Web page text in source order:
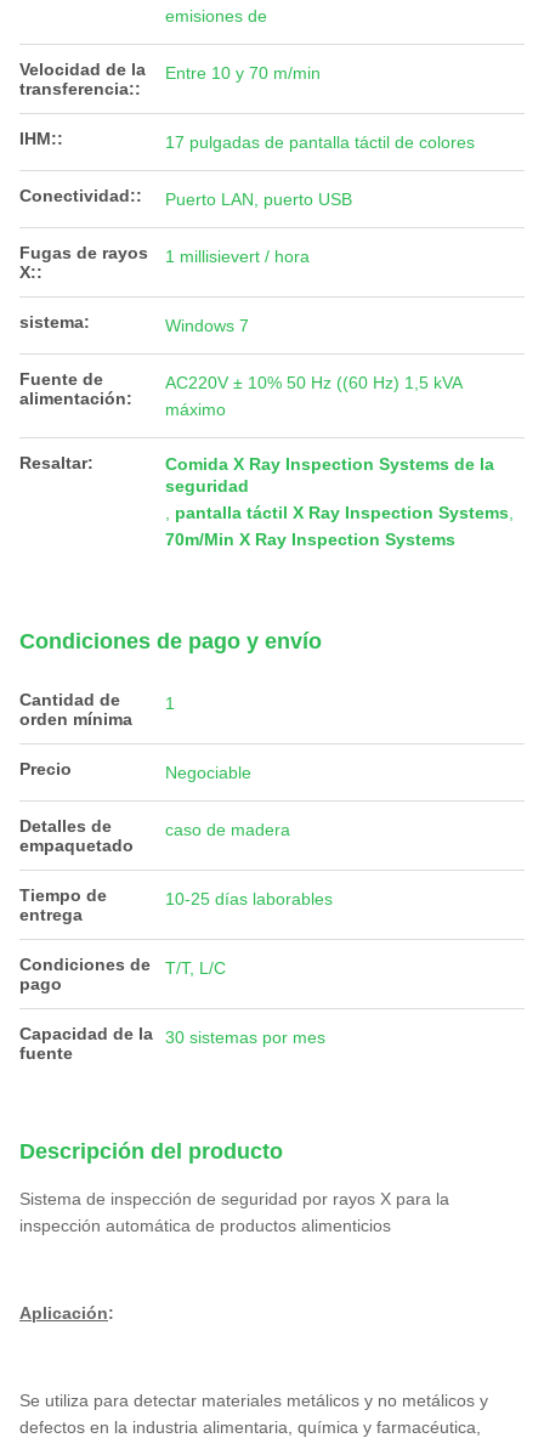
emisiones de
Velocidad de la
transferencia::
Entre 10 y 70 m/min
IHM:: 17 pulgadas de pantalla táctil de colores
Conectividad:: Puerto LAN, puerto USB
Fugas de rayos
X::
1 millisievert / hora
sistema: Windows 7
Fuente de
alimentación:
AC220V ± 10% 50 Hz ((60 Hz) 1,5 kVA
máximo
Resaltar:
Comida X Ray Inspection Systems de la
seguridad
pantalla táctil X Ray Inspection Systems
70m/Min X Ray Inspection Systems
Condiciones de pago y envío
Cantidad de
orden mínima
1
Precio Negociable
Detalles de
empaquetado
caso de madera
Tiempo de
entrega
10-25 días laborables
Condiciones de
pago
T/T, L/C
Capacidad de la
fuente
30 sistemas por mes
Descripción del producto
Sistema de inspección de seguridad por rayos X para la
inspección automática de productos alimenticios
Aplicación:
Se utiliza para detectar materiales metálicos y no metálicos y
defectos en la industria alimentaria, química y farmacéutica,